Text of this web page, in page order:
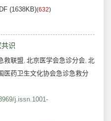
(1638KB)(632)
识
救联盟, 北京医学会急诊分会, 北
医药卫生文化协会急诊急救分
j.issn.1001-